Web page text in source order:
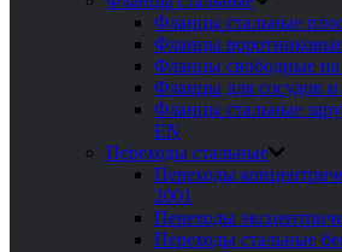
Фланцы стальные
Фланцы
Фланцы свободные
Фланцы для сосудов и
Фланцы стальные
EN
Переходы стальные
Переходы
2001
Переходы
Переходы стальные